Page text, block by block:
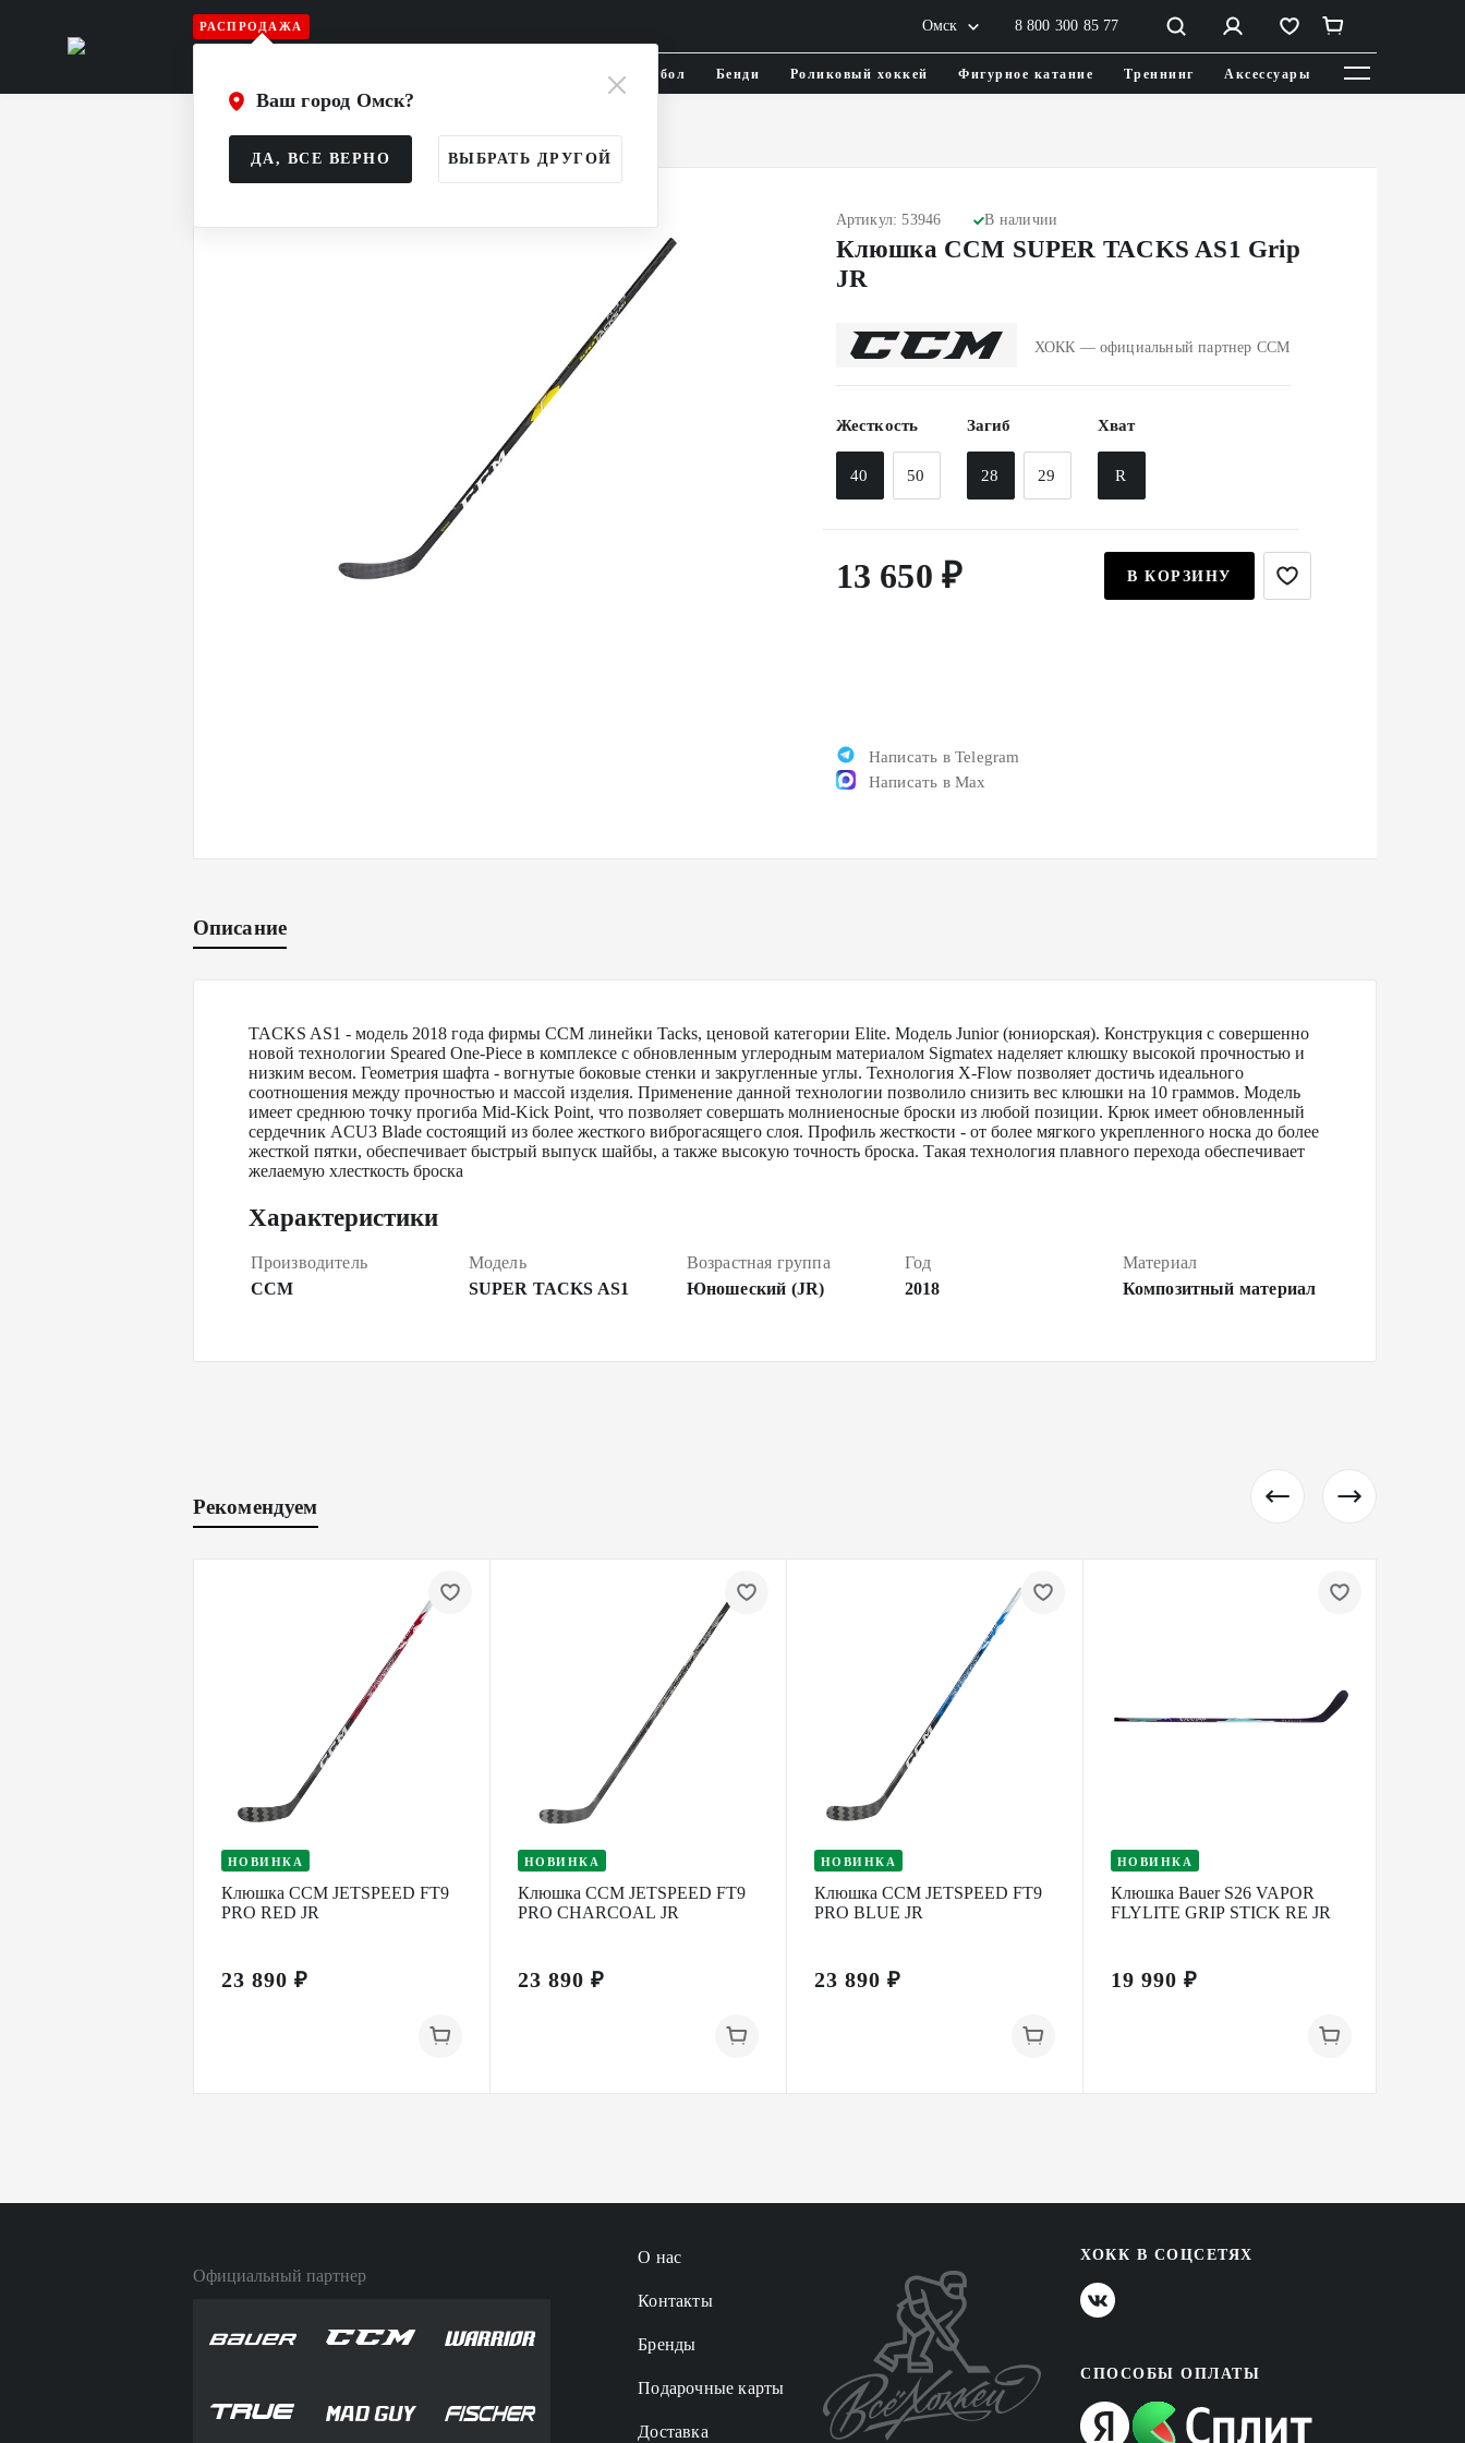
РАСПРОДАЖА Омск 8 800 300 85 77
Флорбол Бенди Роликовый хоккей Фигурное катание Треннинг Аксессуары
Ваш город Омск?
ДА, ВСЕ ВЕРНО ВЫБРАТЬ ДРУГОЙ
Главная Каталог Игрок Клюшки Юношеские (JR)
Артикул: 53946 В наличии
Клюшка CCM SUPER TACKS AS1 Grip
JR
ХОКК — официальный партнер CCM
Жесткость
40 50
Загиб
28 29
Хват
R
13 650 ₽ В КОРЗИНУ
Написать в Telegram
Написать в Max
Описание
TACKS AS1 - модель 2018 года фирмы CCM линейки Tacks, ценовой категории Elite. Модель Junior (юниорская). Конструкция c совершенно
новой технологии Speared One-Piece в комплексе с обновленным углеродным материалом Sigmatex наделяет клюшку высокой прочностью и
низким весом. Геометрия шафта - вогнутые боковые стенки и закругленные углы. Технология X-Flow позволяет достичь идеального
соотношения между прочностью и массой изделия. Применение данной технологии позволило снизить вес клюшки на 10 граммов. Модель
имеет среднюю точку прогиба Mid-Kick Point, что позволяет совершать молниеносные броски из любой позиции. Крюк имеет обновленный
сердечник ACU3 Blade состоящий из более жесткого виброгасящего слоя. Профиль жесткости - от более мягкого укрепленного носка до более
жесткой пятки, обеспечивает быстрый выпуск шайбы, а также высокую точность броска. Такая технология плавного перехода обеспечивает
желаемую хлесткость броска
Характеристики
Производитель
CCM
Модель
SUPER TACKS AS1
Возрастная группа
Юношеский (JR)
Год
2018
Материал
Композитный материал
Рекомендуем
НОВИНКА
Клюшка CCM JETSPEED FT9
PRO RED JR
23 890 ₽
НОВИНКА
Клюшка CCM JETSPEED FT9
PRO CHARCOAL JR
23 890 ₽
НОВИНКА
Клюшка CCM JETSPEED FT9
PRO BLUE JR
23 890 ₽
НОВИНКА
Клюшка Bauer S26 VAPOR
FLYLITE GRIP STICK RE JR
19 990 ₽
Официальный партнер
О нас
Контакты
Бренды
Подарочные карты
Доставка
ХОКК В СОЦСЕТЯХ
СПОСОБЫ ОПЛАТЫ